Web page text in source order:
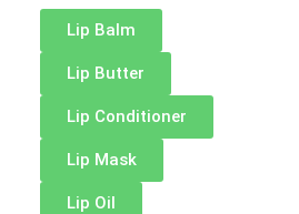
Lip Balm
Lip Butter
Lip Conditioner
Lip Mask
Lip Oil